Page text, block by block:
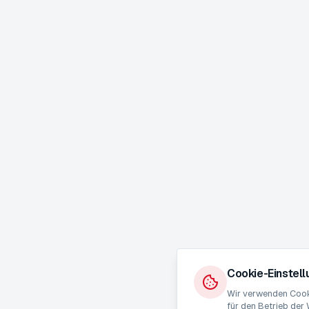
Cookie-
Wir verwenden
für den Betrieb der